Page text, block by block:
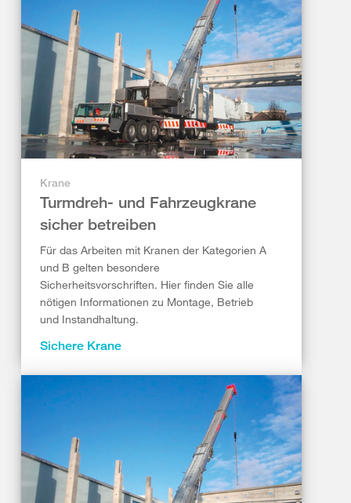
Krane
Turmdreh- und Fahrzeugkrane
sicher betreiben
Für das Arbeiten mit Kranen der Kategorien A
und B gelten besondere
Sicherheitsvorschriften. Hier finden Sie alle
nötigen Informationen zu Montage, Betrieb
und Instandhaltung.
Sichere Krane